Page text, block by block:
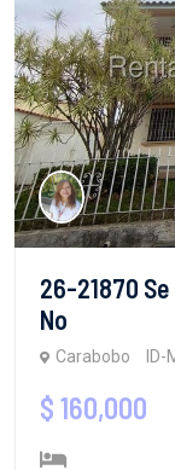
26-21870
No
Carabobo ID-
$ 160,000